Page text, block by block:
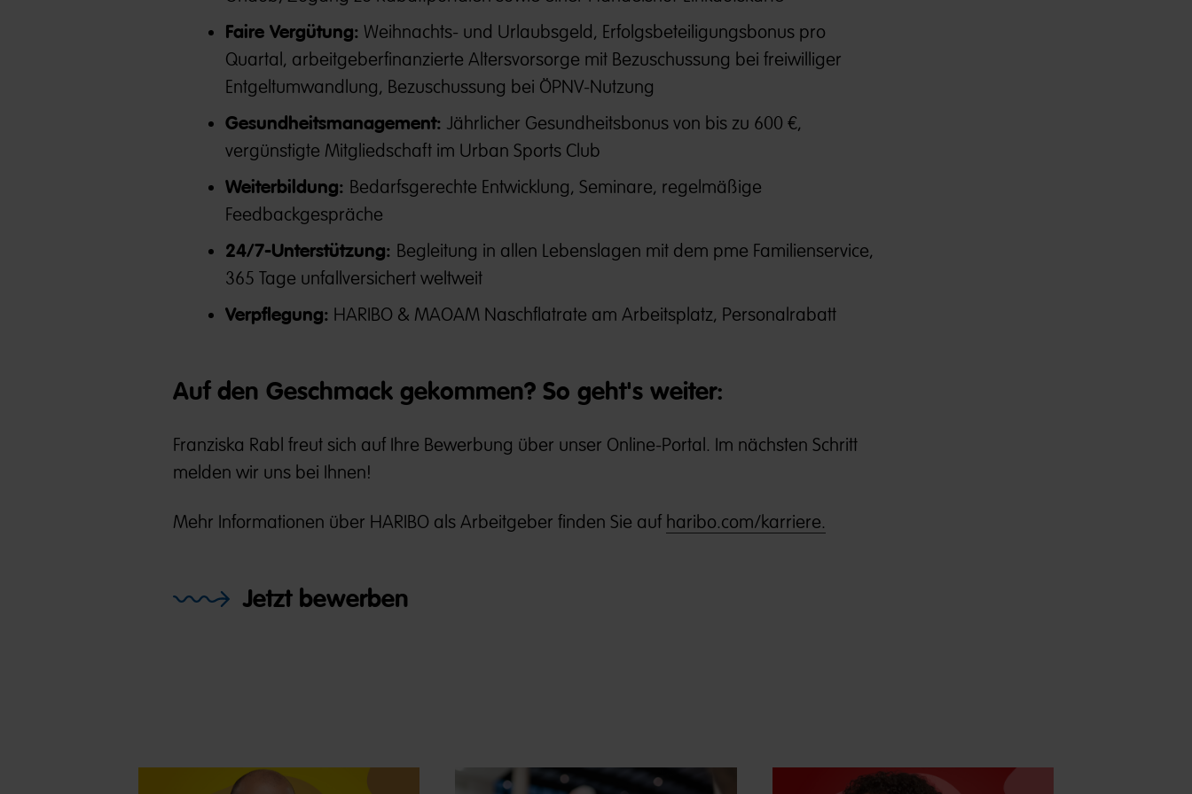
Faire Vergütung: Weihnachts- und Urlaubsgeld, Erfolgsbeteiligungsbonus pro
Quartal, arbeitgeberfinanzierte Altersvorsorge mit Bezuschussung bei freiwilliger
Entgeltumwandlung, Bezuschussung bei ÖPNV-Nutzung
Gesundheitsmanagement: Jährlicher Gesundheitsbonus von bis zu 600 €,
vergünstigte Mitgliedschaft im Urban Sports Club
Weiterbildung: Bedarfsgerechte Entwicklung, Seminare, regelmäßige
Feedbackgespräche
24/7-Unterstützung: Begleitung in allen Lebenslagen mit dem pme Familienservice,
365 Tage unfallversichert weltweit
Verpflegung: HARIBO & MAOAM Naschflatrate am Arbeitsplatz, Personalrabatt
Auf den Geschmack gekommen? So geht's weiter:
Franziska Rabl freut sich auf Ihre Bewerbung über unser Online-Portal. Im nächsten Schritt
melden wir uns bei Ihnen!
Mehr Informationen über HARIBO als Arbeitgeber finden Sie auf haribo.com/karriere.
Jetzt bewerben